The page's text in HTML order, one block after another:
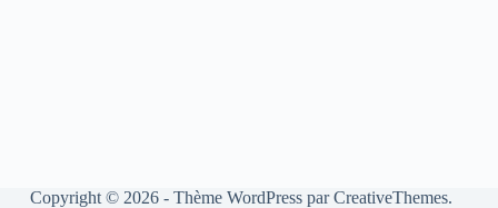
Copyright © 2026 - Thème WordPress parCreativeThemes.